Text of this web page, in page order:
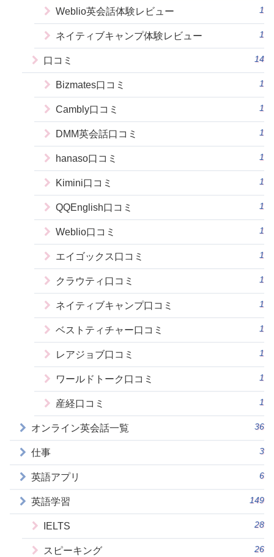
Weblio英会話体験レビュー 1
ネイティブキャンプ体験レビュー 1
口コミ 14
Bizmates口コミ 1
Cambly口コミ 1
DMM英会話口コミ 1
hanaso口コミ 1
Kimini口コミ 1
QQEnglish口コミ 1
Weblio口コミ 1
エイゴックス口コミ 1
クラウティ口コミ 1
ネイティブキャンプ口コミ 1
ベストティチャー口コミ 1
レアジョブ口コミ 1
ワールドトーク口コミ 1
産経口コミ 1
オンライン英会話一覧 36
仕事 3
英語アプリ 6
英語学習 149
IELTS 28
スピーキング 26